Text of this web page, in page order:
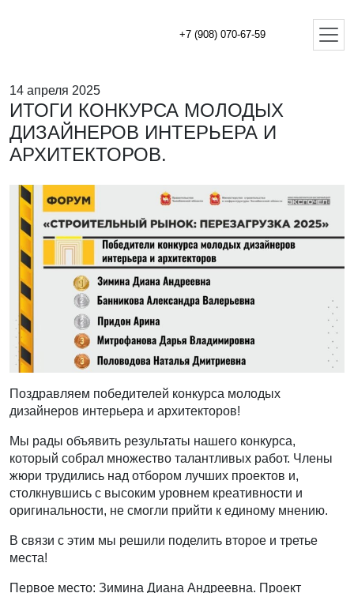
+7 (908) 070-67-59
14 апреля 2025
ИТОГИ КОНКУРСА МОЛОДЫХ
ДИЗАЙНЕРОВ ИНТЕРЬЕРА И
АРХИТЕКТОРОВ.
Поздравляем победителей конкурса молодых
дизайнеров интерьера и архитекторов!
Мы рады объявить результаты нашего конкурса,
который собрал множество талантливых работ. Члены
жюри трудились над отбором лучших проектов и,
столкнувшись с высоким уровнем креативности и
оригинальности, не смогли прийти к единому мнению.
В связи с этим мы решили поделить второе и третье
места!
Первое место: Зимина Диана Андреевна. Проект